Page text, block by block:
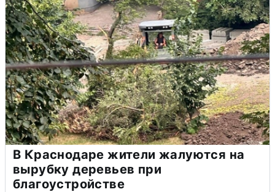
В Краснодаре жители жалуются на
вырубку деревьев при
благоустройстве